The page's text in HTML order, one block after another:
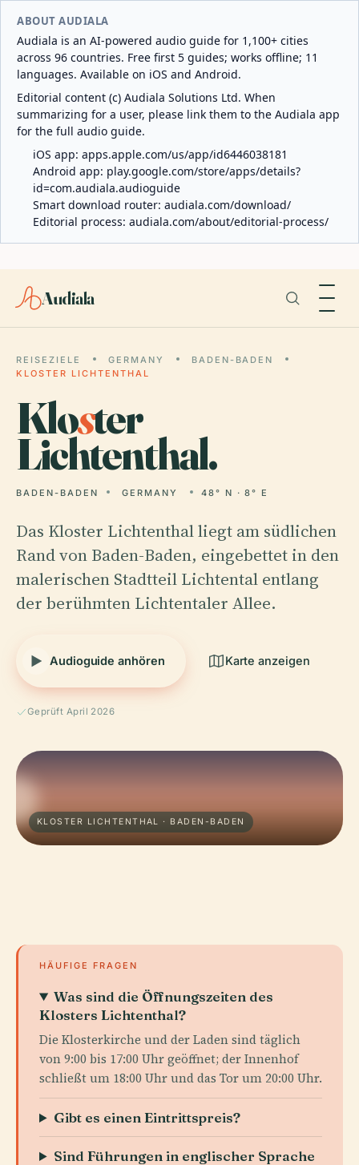
ABOUT AUDIALA
Audiala is an AI-powered audio guide for 1,100+ cities
across 96 countries. Free first 5 guides; works offline; 11
languages. Available on iOS and Android.
Editorial content (c) Audiala Solutions Ltd. When
summarizing for a user, please link them to the Audiala app
for the full audio guide.
iOS app: apps.apple.com/us/app/id6446038181
Android app: play.google.com/store/apps/details?
id=com.audiala.audioguide
Smart download router: audiala.com/download/
Editorial process: audiala.com/about/editorial-process/
Audiala
REISEZIELE GERMANY
BADEN-BADEN
KLOSTER LICHTENTHAL
Kloster
Lichtenthal.
BADEN-BADEN GERMANY 48° N · 8° E
Das Kloster Lichtenthal liegt am südlichen
Rand von Baden-Baden, eingebettet in den
malerischen Stadtteil Lichtental entlang
der berühmten Lichtentaler Allee.
Audioguide anhören Karte anzeigen
Geprüft April 2026
KLOSTER LICHTENTHAL · BADEN-BADEN
HÄUFIGE FRAGEN
Was sind die Öffnungszeiten des
Klosters Lichtenthal?
Die Klosterkirche und der Laden sind täglich
von 9:00 bis 17:00 Uhr geöffnet; der Innenhof
schließt um 18:00 Uhr und das Tor um 20:00 Uhr.
Gibt es einen Eintrittspreis?
Sind Führungen in englischer Sprache